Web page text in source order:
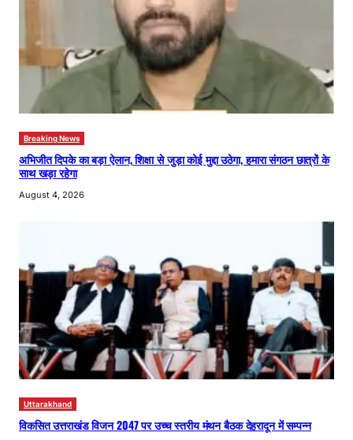
Breaking News
अभिजीत दिपके का बड़ा ऐलान, शिक्षा से जुड़ा कोई मुद्दा उठेगा, हमारा संगठन छात्रों के
साथ खड़ा रहेगा
August 4, 2026
Uttarakhand
विकसित उत्तराखंड विजन 2047 पर उच्च स्तरीय मंथन बैठक देहरादून में सम्पन्न